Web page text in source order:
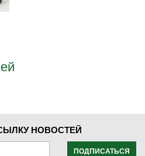
НОВОСТЕЙ
ПОДПИСАТЬСЯ